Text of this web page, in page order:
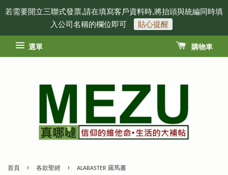
若需要開立三聯式發票,請在填寫客戶資料時,將抬頭與統編同時填
入公司名稱的欄位即可
貼心提醒
選單 購物車
首頁 › 各款聖經 › ALABASTER 羅馬書